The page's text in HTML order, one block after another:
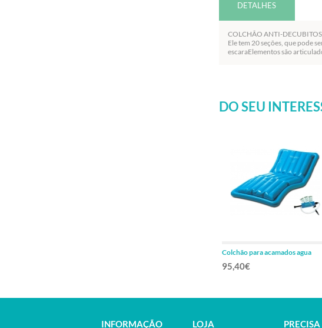
DETALHES
COLCHÃO ANTI-
Ele tem 20 seções, que pode
escaraElementos são
DO SEU
Colchão para acamados agua
95,40€
INFORMAÇÃO LOJA